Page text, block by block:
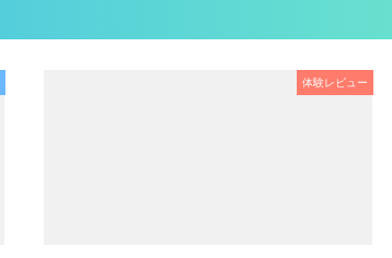
体験レビュー